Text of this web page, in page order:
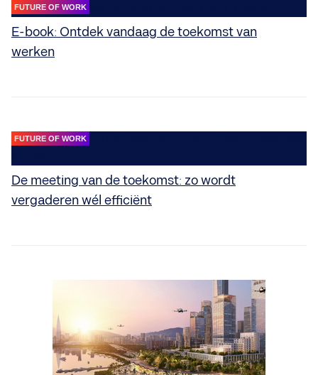
FUTURE OF WORK
E-book: Ontdek vandaag de toekomst van
werken
FUTURE OF WORK
De meeting van de toekomst: zo wordt
vergaderen wél efficiënt